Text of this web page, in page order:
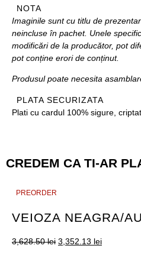
NOTA
Imaginile sunt cu titlu de
neincluse în pachet. Unele
modificări de la producător, pot
pot conține erori de conținut.
Produsul poate necesita
PLATA SECURIZATA
Plati cu cardul 100% sigure,
CREDEM CA TI-AR
PREORDER
PREORDER
VEIOZA NEAGRA/
3,628.50lei 3,352.13 lei